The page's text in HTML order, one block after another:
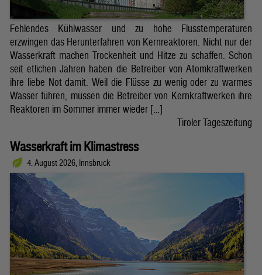
Fehlendes Kühlwasser und zu hohe Flusstemperaturen
erzwingen das Herunterfahren von Kernreaktoren. Nicht nur der
Wasserkraft machen Trockenheit und Hitze zu schaffen. Schon
seit etlichen Jahren haben die Betreiber von Atomkraftwerken
ihre liebe Not damit. Weil die Flüsse zu wenig oder zu warmes
Wasser führen, müssen die Betreiber von Kernkraftwerken ihre
Reaktoren im Sommer immer wieder […]
Tiroler Tageszeitung
Wasserkraft im Klimastress
4. August 2026, Innsbruck